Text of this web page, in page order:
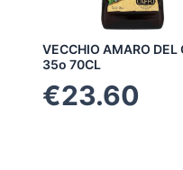
VECCHIO AMARO DEL
35o 70CL
€23.60